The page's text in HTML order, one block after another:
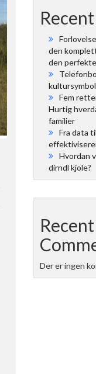
den
den
kultursymbol
Fem
Hurtig
familier
Fra data
Hvordan
dirndl kjole?
Recent
Der er ingen